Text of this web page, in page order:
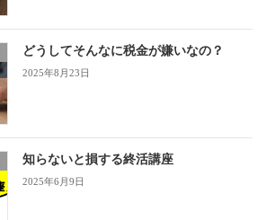
どうしてそんなに税金が嫌いなの？
2025年8月23日
知らないと損する終活講座
2025年6月9日